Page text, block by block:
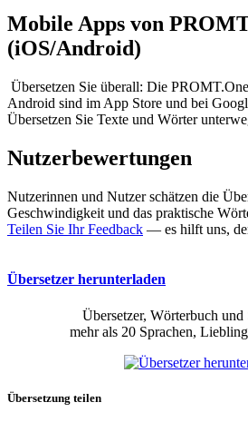
Mobile Apps von
(iOS/Android)
Übersetzen Sie überall: Die
Android sind im App Store und bei
Übersetzen Sie Texte und Wörter
Nutzerbewertungen
Nutzerinnen und Nutzer schätzen die
Geschwindigkeit und das praktische
Teilen Sie Ihr Feedback — es hilft uns,
Übersetzer herunterladen
Übersetzer, Wörterbuch und
mehr als 20 Sprachen,
Übersetzung teilen